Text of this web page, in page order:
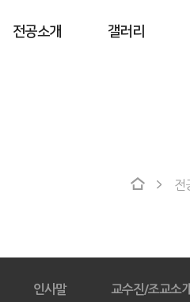
전공소개 갤러리
전
인사말 교수진/조교소개